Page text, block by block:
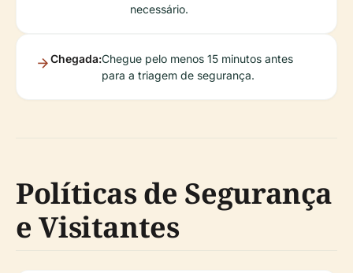
necessário.
Chegada:Chegue pelo menos 15 minutos antes
para a triagem de segurança.
Políticas de Segurança
e Visitantes